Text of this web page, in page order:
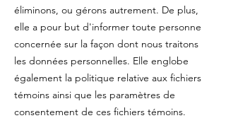
éliminons, ou gérons autrement. De plus,
elle a pour but d'informer toute personne
concernée sur la façon dont nous traitons
les données personnelles. Elle englobe
également la politique relative aux fichiers
témoins ainsi que les paramètres de
consentement de ces fichiers témoins.